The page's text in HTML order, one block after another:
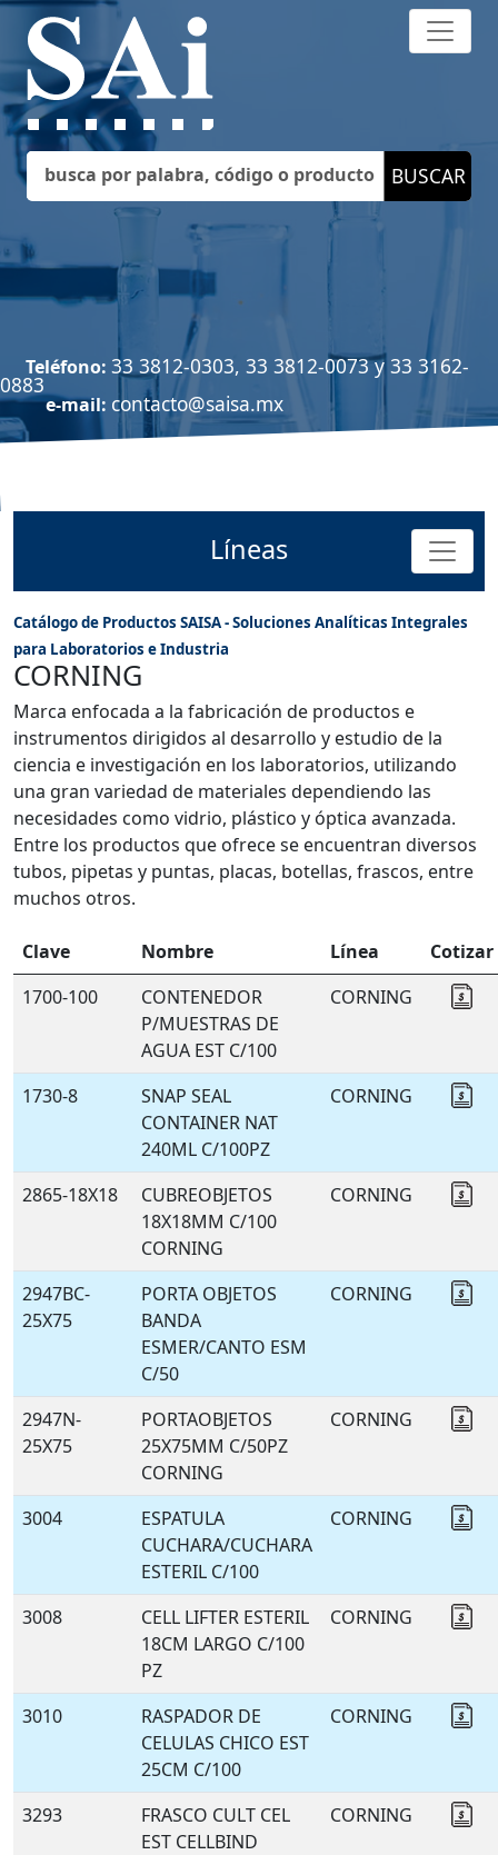
Teléfono: 33 3812-0303, 33 3812-0073 y 33 3162-
0883
e-mail: contacto@saisa.mx
Líneas
Catálogo de Productos SAISA - Soluciones Analíticas Integrales
para Laboratorios e Industria
CORNING
Marca enfocada a la fabricación de productos e
instrumentos dirigidos al desarrollo y estudio de la
ciencia e investigación en los laboratorios, utilizando
una gran variedad de materiales dependiendo las
necesidades como vidrio, plástico y óptica avanzada.
Entre los productos que ofrece se encuentran diversos
tubos, pipetas y puntas, placas, botellas, frascos, entre
muchos otros.
Clave Nombre Línea
Cotizar
1700-100
CONTENEDOR
P/MUESTRAS DE
AGUA EST C/100
CORNING
1730-8
SNAP SEAL
CONTAINER NAT
240ML C/100PZ
CORNING
2865-18X18
CUBREOBJETOS
18X18MM C/100
CORNING
CORNING
2947BC-
25X75
PORTA OBJETOS
BANDA
ESMER/CANTO ESM
C/50
CORNING
2947N-
25X75
PORTAOBJETOS
25X75MM C/50PZ
CORNING
CORNING
3004
ESPATULA
CUCHARA/CUCHARA
ESTERIL C/100
CORNING
3008
CELL LIFTER ESTERIL
18CM LARGO C/100
PZ
CORNING
3010
RASPADOR DE
CELULAS CHICO EST
25CM C/100
CORNING
3293
FRASCO CULT CEL
EST CELLBIND
CORNING